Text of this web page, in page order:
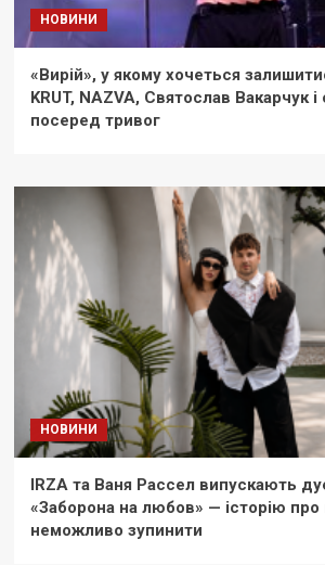
НОВИНИ
«Вирій», у якому хочеться
KRUT, NAZVA, Святослав Вакарчук
посеред тривог
НОВИНИ
IRZA та Ваня Рассел випускають
«Заборона на любов» — історію про
неможливо зупинити